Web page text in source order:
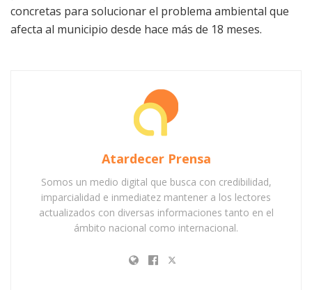
concretas para solucionar el problema ambiental que
afecta al municipio desde hace más de 18 meses.
Atardecer Prensa
Somos un medio digital que busca con credibilidad,
imparcialidad e inmediatez mantener a los lectores
actualizados con diversas informaciones tanto en el
ámbito nacional como internacional.